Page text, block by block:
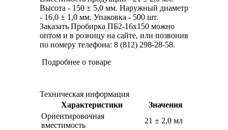
Высота - 150 ± 5,0 мм. Наружный диаметр
- 16,0 ± 1,0 мм. Упаковка - 500 шт.
Заказать Пробирка ПБ2-16х150 можно
оптом и в розницу на сайте, или позвонив
по номеру телефона: 8 (812) 298-28-58.
Подробнее о товаре
Техническая информация
Характеристики
Значения
Ориентировочная
вместимость
21 ± 2,0 мл